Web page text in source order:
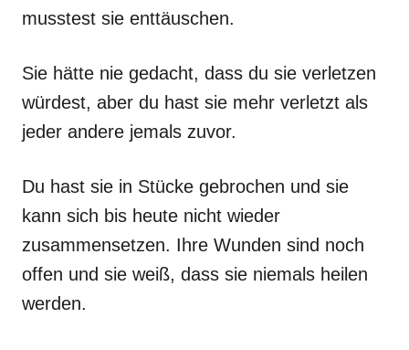
musstest sie enttäuschen.
Sie hätte nie gedacht, dass du sie verletzen
würdest, aber du hast sie mehr verletzt als
jeder andere jemals zuvor.
Du hast sie in Stücke gebrochen und sie
kann sich bis heute nicht wieder
zusammensetzen. Ihre Wunden sind noch
offen und sie weiß, dass sie niemals heilen
werden.